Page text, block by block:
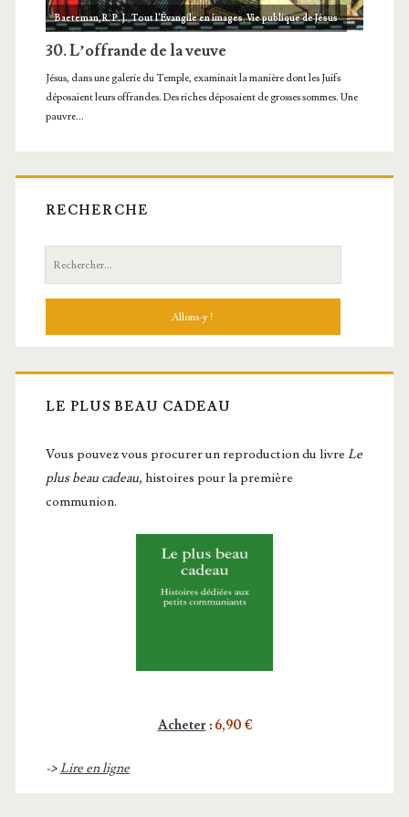
RECHERCHE
Recherche:
LE PLUS BEAU CADEAU
Vous pou­vez vous pro­cu­rer un repro­duc­tion du livre Le
plus beau cadeau, histoires pour la première
communion.
Acheter: 6,90 €
->Lire en ligne